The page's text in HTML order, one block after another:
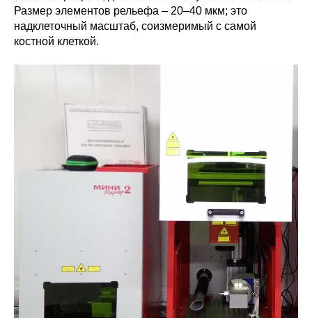
Размер элементов рельефа – 20–40 мкм; это
надклеточный масштаб, соизмеримый с самой
костной клеткой.